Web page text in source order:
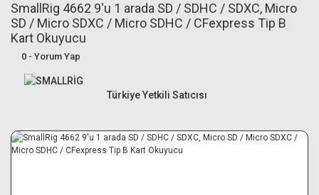
Canon R6 Mark IIIBundle Setler
Alışverişe
Başla
SmallRig 4662 9'u 1 arada SD / SDHC / SDXC, Micro
SD / Micro SDXC / Micro SDHC / CFexpress Tip B
Kart Okuyucu
0 - Yorum Yap
Türkiye Yetkili Satıcısı